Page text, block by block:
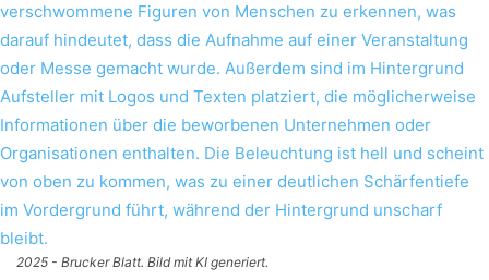
2025 - Brucker Blatt. Bild mit KI generiert.